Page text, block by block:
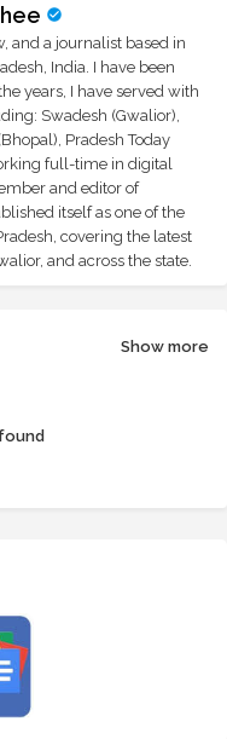
and a journalist based in
India. I have been
years, I have served with
Swadesh (Gwalior),
Pradesh Today
full-time in digital
and editor of
itself as one of the
covering the latest
and across the state.
Show more